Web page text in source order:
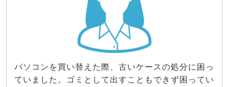
パソコンを買い替えた際、古いケースの処分に困っ
ていました。ゴミとして出すこともできず困ってい